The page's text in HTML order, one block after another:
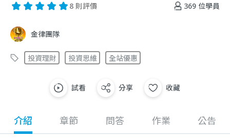
369 位學員
8 則評價
金律團隊
投資理財 投資思維 全站優惠
試看 分享 收藏
介紹 章節 問答 作業 公告